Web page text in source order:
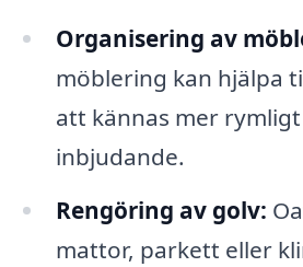
Organisering av
möblering kan hjälpa
att kännas mer
inbjudande.
Rengöring av golv:
mattor, parkett eller